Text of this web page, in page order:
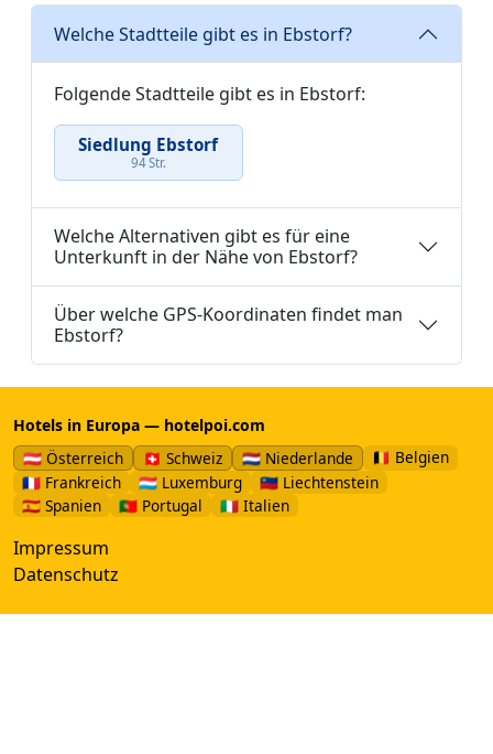
Welche Stadtteile gibt es in Ebstorf?
Folgende Stadtteile gibt es in Ebstorf:
Siedlung Ebstorf
94 Str.
Welche Alternativen gibt es für eine
Unterkunft in der Nähe von Ebstorf?
Über welche GPS-Koordinaten findet man
Ebstorf?
Hotels in Europa — hotelpoi.com
🇦🇹 Österreich
🇨🇭 Schweiz 🇳🇱 Niederlande
🇧🇪 Belgien
🇫🇷 Frankreich
🇱🇺 Luxemburg
🇱🇮 Liechtenstein
🇪🇸 Spanien
🇵🇹 Portugal 🇮🇹 Italien
Impressum
Datenschutz